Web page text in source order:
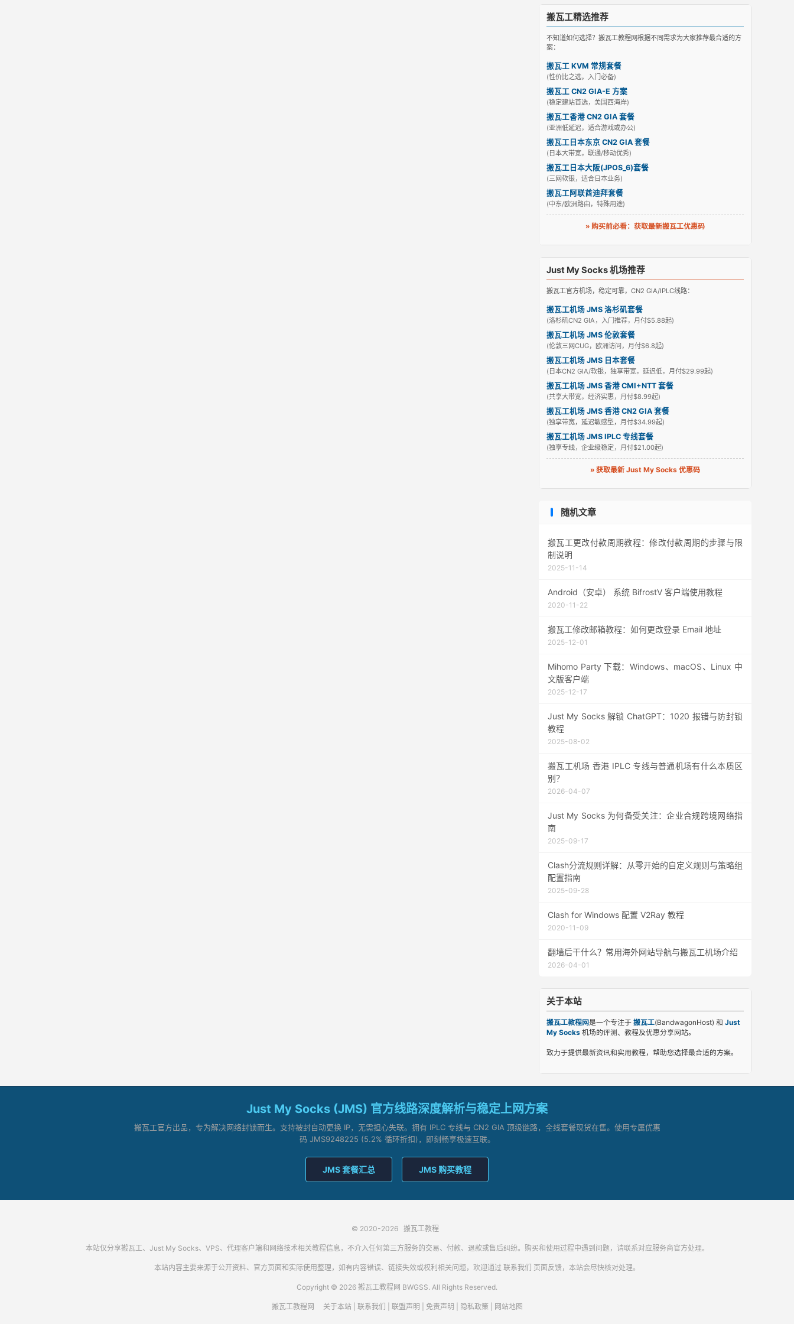
搬瓦工精选推荐
不知道如何选择？搬瓦工教程网根据不同需求为大家推荐最合适的方
案：
搬瓦工 KVM 常规套餐
(性价比之选，入门必备)
搬瓦工 CN2 GIA-E 方案
(稳定建站首选，美国西海岸)
搬瓦工香港 CN2 GIA 套餐
(亚洲低延迟，适合游戏或办公)
搬瓦工日本东京 CN2 GIA 套餐
(日本大带宽，联通/移动优秀)
搬瓦工日本大阪(JPOS_6)套餐
(三网软银，适合日本业务)
搬瓦工阿联酋迪拜套餐
(中东/欧洲路由，特殊用途)
» 购买前必看：获取最新搬瓦工优惠码
Just My Socks 机场推荐
搬瓦工官方机场，稳定可靠，CN2 GIA/IPLC线路：
搬瓦工机场 JMS 洛杉矶套餐
(洛杉矶CN2 GIA，入门推荐，月付$5.88起)
搬瓦工机场 JMS 伦敦套餐
(伦敦三网CUG，欧洲访问，月付$6.8起)
搬瓦工机场 JMS 日本套餐
(日本CN2 GIA/软银，独享带宽，延迟低，月付$29.99起)
搬瓦工机场 JMS 香港 CMI+NTT 套餐
(共享大带宽，经济实惠，月付$8.99起)
搬瓦工机场 JMS 香港 CN2 GIA 套餐
(独享带宽，延迟敏感型，月付$34.99起)
搬瓦工机场 JMS IPLC 专线套餐
(独享专线，企业级稳定，月付$21.00起)
» 获取最新 Just My Socks 优惠码
随机文章
搬瓦工更改付款周期教程：修改付款周期的步骤与限
制说明
2025-11-14
Android（安卓） 系统 BifrostV 客户端使用教程
2020-11-22
搬瓦工修改邮箱教程：如何更改登录 Email 地址
2025-12-01
Mihomo Party 下载：Windows、macOS、Linux 中
文版客户端
2025-12-17
Just My Socks 解锁 ChatGPT：1020 报错与防封锁
教程
2025-08-02
搬瓦工机场 香港 IPLC 专线与普通机场有什么本质区
别？
2026-04-07
Just My Socks 为何备受关注：企业合规跨境网络指
南
2025-09-17
Clash分流规则详解：从零开始的自定义规则与策略组
配置指南
2025-09-28
Clash for Windows 配置 V2Ray 教程
2020-11-09
翻墙后干什么？常用海外网站导航与搬瓦工机场介绍
2026-04-01
关于本站
搬瓦工教程网是一个专注于 搬瓦工(BandwagonHost) 和 Just
My Socks 机场的评测、教程及优惠分享网站。
致力于提供最新资讯和实用教程，帮助您选择最合适的方案。
Just My Socks (JMS) 官方线路深度解析与稳定上网方案
搬瓦工官方出品，专为解决网络封锁而生。支持被封自动更换 IP，无需担心失联。拥有 IPLC 专线与 CN2 GIA 顶级链路，全线套餐现货在售。使用专属优惠
码 JMS9248225 (5.2% 循环折扣)，即刻畅享极速互联。
JMS 套餐汇总 JMS 购买教程
© 2020-2026 搬瓦工教程
本站仅分享搬瓦工、Just My Socks、VPS、代理客户端和网络技术相关教程信息，不介入任何第三方服务的交易、付款、退款或售后纠纷。购买和使用过程中遇到问题，请联系对应服务商官方处理。
本站内容主要来源于公开资料、官方页面和实际使用整理，如有内容错误、链接失效或权利相关问题，欢迎通过 联系我们 页面反馈，本站会尽快核对处理。
Copyright © 2026 搬瓦工教程网 BWGSS. All Rights Reserved.
搬瓦工教程网 关于本站| 联系我们 联盟声明 免责声明 隐私政策 网站地图